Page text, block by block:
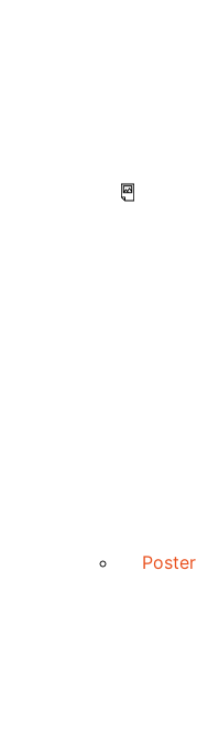
Poster